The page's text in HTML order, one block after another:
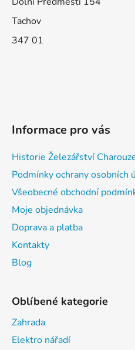
Tachov
347 01
Informace pro vás
Historie Železářství
Podmínky ochrany osobních
Všeobecné obchodní
Moje objednávka
Doprava a platba
Kontakty
Blog
Oblíbené kategorie
Zahrada
Elektro nářadí